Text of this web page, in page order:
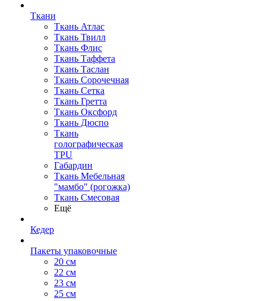
Ткани
Ткань Атлас
Ткань Твилл
Ткань Флис
Ткань Таффета
Ткань Таслан
Ткань Сорочечная
Ткань Сетка
Ткань Гретта
Ткань Оксфорд
Ткань Дюспо
Ткань
голографическая
TPU
Габардин
Ткань Мебельная
"мамбо" (рогожка)
Ткань Смесовая
Ещё
Кедер
Пакеты упаковочные
20 см
22 см
23 см
25 см